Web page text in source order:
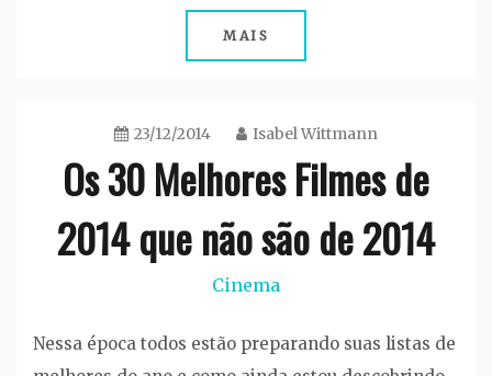
MAIS
23/12/2014 Isabel Wittmann
Os 30 Melhores Filmes de
2014 que não são de 2014
Cinema
Nessa época todos estão preparando suas listas de